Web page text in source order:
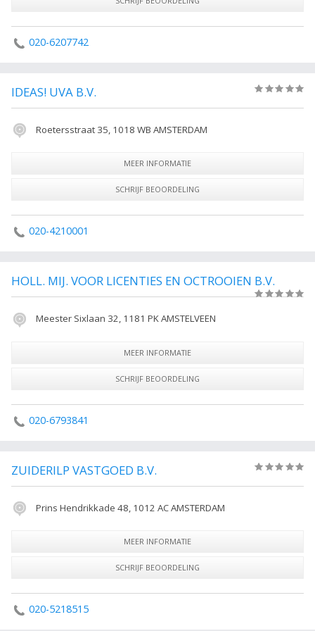
mag hij de volgende titels voeren dr. Ir. Of dr. Ing. Tot het jaar 1986
onder de oude wet op het hoger onderwijs
020-6207742
IDEAS! UVA B.V.
Roetersstraat 35, 1018 WB AMSTERDAM
MEER INFORMATIE
SCHRIJF BEOORDELING
020-4210001
HOLL. MIJ. VOOR LICENTIES EN OCTROOIEN B.V.
Meester Sixlaan 32, 1181 PK AMSTELVEEN
MEER INFORMATIE
SCHRIJF BEOORDELING
020-6793841
ZUIDERILP VASTGOED B.V.
Prins Hendrikkade 48, 1012 AC AMSTERDAM
MEER INFORMATIE
SCHRIJF BEOORDELING
020-5218515